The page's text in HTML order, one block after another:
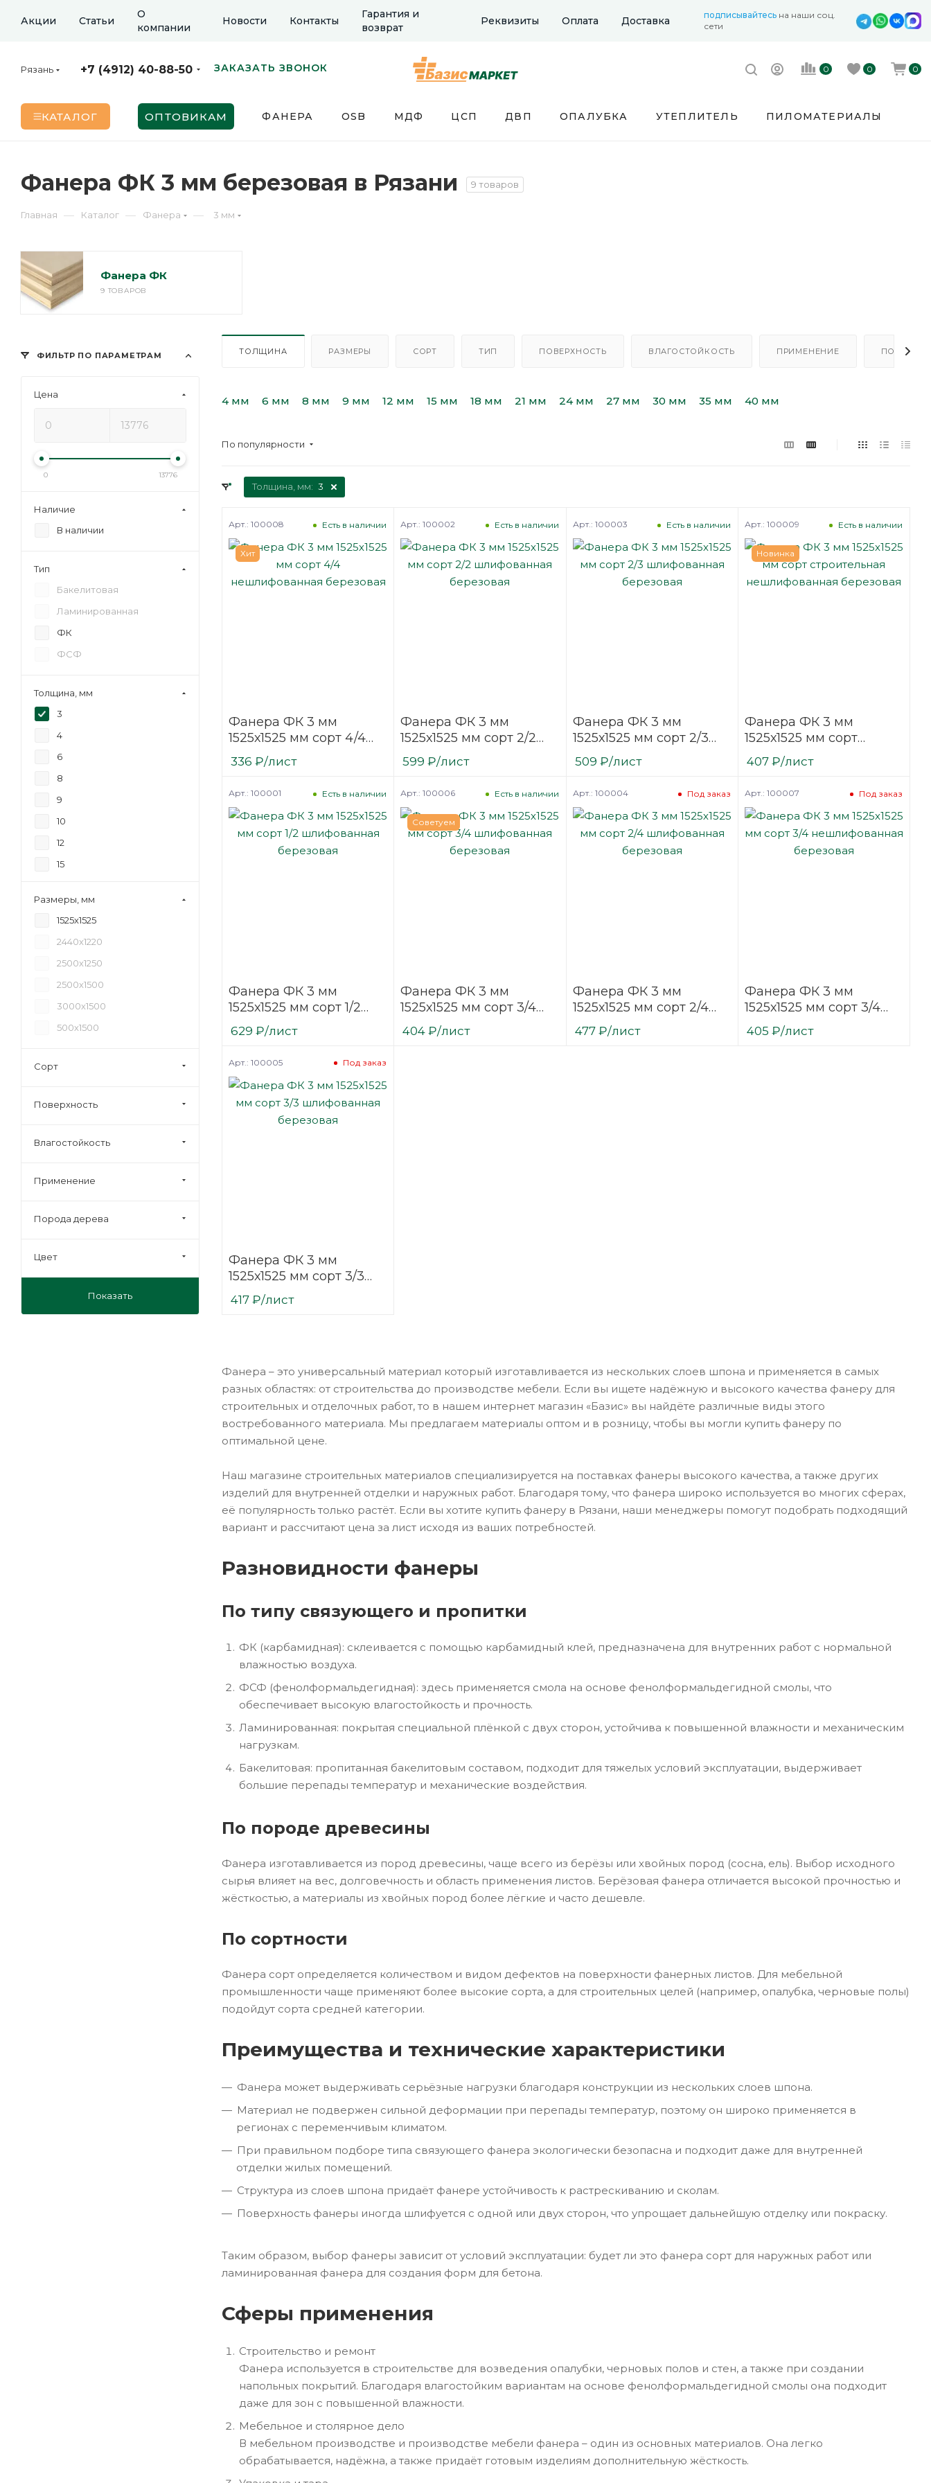
Акции Статьи
О
компании
Новости Контакты
Гарантия и
возврат
Реквизиты Оплата Доставка подписывайтесь на наши соц.
сети
Рязань +7 (4912) 40-88-50 ЗАКАЗАТЬ ЗВОНОК 0 0 0
КАТАЛОГ ОПТОВИКАМ ФАНЕРА OSB МДФ ЦСП ДВП ОПАЛУБКА УТЕПЛИТЕЛЬ ПИЛОМАТЕРИАЛЫ
Фанера ФК 3 мм березовая в Рязани 9 товаров
Главная — Каталог — Фанера — 3 мм
Фанера ФК
9 ТОВАРОВ
ТОЛЩИНА РАЗМЕРЫ СОРТ ТИП ПОВЕРХНОСТЬ ВЛАГОСТОЙКОСТЬ ПРИМЕНЕНИЕ ПОРОДА
4 мм 6 мм 8 мм 9 мм 12 мм 15 мм 18 мм 21 мм 24 мм 27 мм 30 мм 35 мм 40 мм
По популярности
Толщина, мм: 3
Хит
Фанера ФК 3 мм
1525х1525 мм сорт 4/4
нешлифованная
березовая
Есть в наличии
Арт.: 100008
336 ₽/лист
Фанера ФК 3 мм
1525х1525 мм сорт 2/2
шлифованная
березовая
Есть в наличии
Арт.: 100002
599 ₽/лист
Фанера ФК 3 мм
1525х1525 мм сорт 2/3
шлифованная
березовая
Есть в наличии
Арт.: 100003
509 ₽/лист
Новинка
Фанера ФК 3 мм
1525х1525 мм сорт
строительная
нешлифованная
Есть в наличии
Арт.: 100009
407₽/лист
Фанера ФК 3 мм
1525х1525 мм сорт 1/2
шлифованная
березовая
Есть в наличии
Арт.: 100001
629 ₽/лист
Советуем
Фанера ФК 3 мм
1525х1525 мм сорт 3/4
шлифованная
березовая
Есть в наличии
Арт.: 100006
404 ₽/лист
Фанера ФК 3 мм
1525х1525 мм сорт 2/4
шлифованная
березовая
Под заказ
Арт.: 100004
477₽/лист
Фанера ФК 3 мм
1525х1525 мм сорт 3/4
нешлифованная
березовая
Под заказ
Арт.: 100007
405 ₽/лист
Фанера ФК 3 мм
1525х1525 мм сорт 3/3
шлифованная
березовая
Под заказ
Арт.: 100005
417 ₽/лист
Фанера – это универсальный материал который изготавливается из нескольких слоев шпона и применяется в самых
разных областях: от строительства до производстве мебели. Если вы ищете надёжную и высокого качества фанеру для
строительных и отделочных работ, то в нашем интернет магазин «Базис» вы найдёте различные виды этого
востребованного материала. Мы предлагаем материалы оптом и в розницу, чтобы вы могли купить фанеру по
оптимальной цене.
Наш магазине строительных материалов специализируется на поставках фанеры высокого качества, а также других
изделий для внутренней отделки и наружных работ. Благодаря тому, что фанера широко используется во многих сферах,
её популярность только растёт. Если вы хотите купить фанеру в Рязани, наши менеджеры помогут подобрать подходящий
вариант и рассчитают цена за лист исходя из ваших потребностей.
Разновидности фанеры
По типу связующего и пропитки
ФК (карбамидная): склеивается с помощью карбамидный клей, предназначена для внутренних работ с нормальной
влажностью воздуха.
ФСФ (фенолформальдегидная): здесь применяется смола на основе фенолформальдегидной смолы, что
обеспечивает высокую влагостойкость и прочность.
Ламинированная: покрытая специальной плёнкой с двух сторон, устойчива к повышенной влажности и механическим
нагрузкам.
Бакелитовая: пропитанная бакелитовым составом, подходит для тяжелых условий эксплуатации, выдерживает
большие перепады температур и механические воздействия.
По породе древесины
Фанера изготавливается из пород древесины, чаще всего из берёзы или хвойных пород (сосна, ель). Выбор исходного
сырья влияет на вес, долговечность и область применения листов. Берёзовая фанера отличается высокой прочностью и
жёсткостью, а материалы из хвойных пород более лёгкие и часто дешевле.
По сортности
Фанера сорт определяется количеством и видом дефектов на поверхности фанерных листов. Для мебельной
промышленности чаще применяют более высокие сорта, а для строительных целей (например, опалубка, черновые полы)
подойдут сорта средней категории.
Преимущества и технические характеристики
Фанера может выдерживать серьёзные нагрузки благодаря конструкции из нескольких слоев шпона.
Материал не подвержен сильной деформации при перепады температур, поэтому он широко применяется в
регионах с переменчивым климатом.
При правильном подборе типа связующего фанера экологически безопасна и подходит даже для внутренней
отделки жилых помещений.
Структура из слоев шпона придаёт фанере устойчивость к растрескиванию и сколам.
Поверхность фанеры иногда шлифуется с одной или двух сторон, что упрощает дальнейшую отделку или покраску.
Таким образом, выбор фанеры зависит от условий эксплуатации: будет ли это фанера сорт для наружных работ или
ламинированная фанера для создания форм для бетона.
Сферы применения
Строительство и ремонт
Фанера используется в строительстве для возведения опалубки, черновых полов и стен, а также при создании
напольных покрытий. Благодаря влагостойким вариантам на основе фенолформальдегидной смолы она подходит
даже для зон с повышенной влажности.
Мебельное и столярное дело
В мебельном производстве и производстве мебели фанера – один из основных материалов. Она легко
обрабатывается, надёжна, а также придаёт готовым изделиям дополнительную жёсткость.
ФИЛЬТР ПО ПАРАМЕТРАМ
Цена
0 13776
Наличие
В наличии
Тип
Бакелитовая
Ламинированная
ФК
ФСФ
Толщина, мм
3
4
6
8
9
10
12
15
Размеры, мм
1525х1525
2440х1220
2500х1250
2500х1500
3000х1500
500х1500
Сорт
Поверхность
Влагостойкость
Применение
Порода дерева
Цвет
Показать